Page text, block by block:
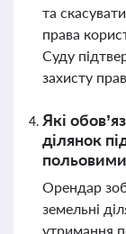
та
права
Суду
захисту
Які
ділянок
Орендар
земельні
утримання